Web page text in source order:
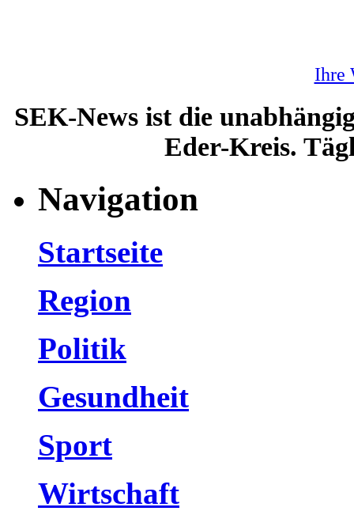
Ihre
SEK-News ist die
Eder-Kreis.
Navigation
Startseite
Region
Politik
Gesundheit
Sport
Wirtschaft